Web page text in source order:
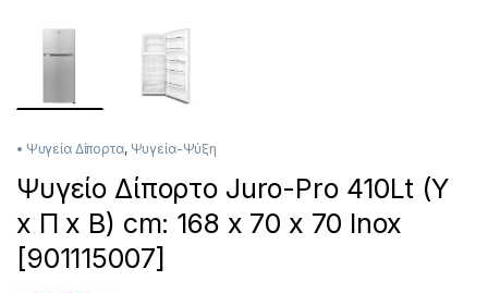
• Ψυγεία Δίπορτα, Ψυγεία-Ψύξη
Ψυγείο Δίπορτο Juro-Pro 410Lt (Υ
x Π x Β) cm: 168 x 70 x 70 Inox
[901115007]